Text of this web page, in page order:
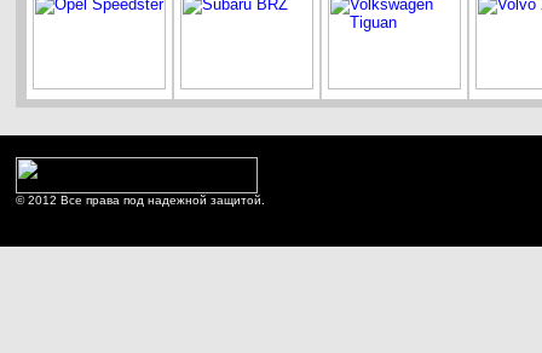
© 2012 Все права под надежной защитой.